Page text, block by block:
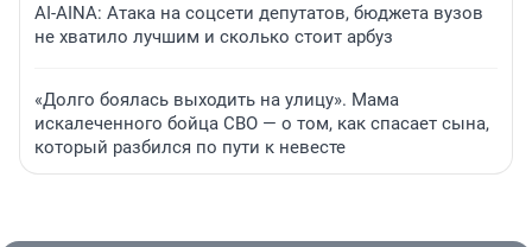
AI-AINA: Атака на соцсети депутатов, бюджета вузов
не хватило лучшим и сколько стоит арбуз
«Долго боялась выходить на улицу». Мама
искалеченного бойца СВО — о том, как спасает сына,
который разбился по пути к невесте